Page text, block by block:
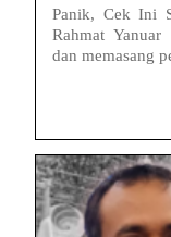
Panik, Cek Ini
Rahmat Yanuar
dan memasang